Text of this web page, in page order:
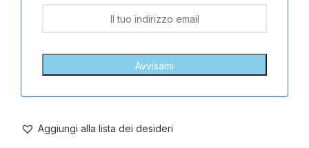
Aggiungi alla lista dei desideri